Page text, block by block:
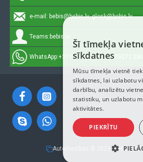
e-mail: bebis@bebis.lv, glosk@bebis.lv
Teams: bebis.lv
WhatsApp:+371 29511512, 20579272
Autortiesības © 2023, Bebis.lv,
Šī tīmekļa
sīkdatnes
Mūsu tīmekļa vietnē
sīkdatnes, lai uzlabotu
darbību, analizētu
statistiku, un uzlabotu
aktivitātes.
PIEKRĪTU